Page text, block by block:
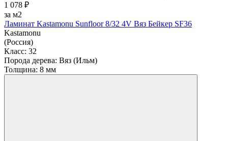
1 078 ₽
за м2
Ламинат Kastamonu Sunfloor 8/32 4V Вяз Бейкер SF36
Kastamonu
(Россия)
Класс: 32
Порода дерева: Вяз (Ильм)
Толщина: 8 мм